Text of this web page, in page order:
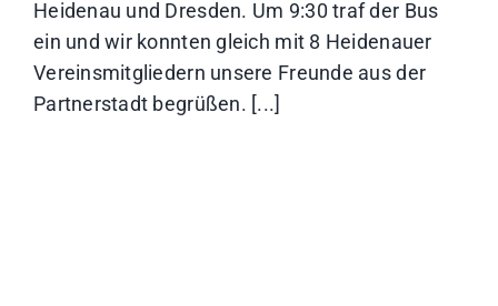
Heidenau und Dresden. Um 9:30 traf der Bus
ein und wir konnten gleich mit 8 Heidenauer
Vereinsmitgliedern unsere Freunde aus der
Partnerstadt begrüßen. [...]